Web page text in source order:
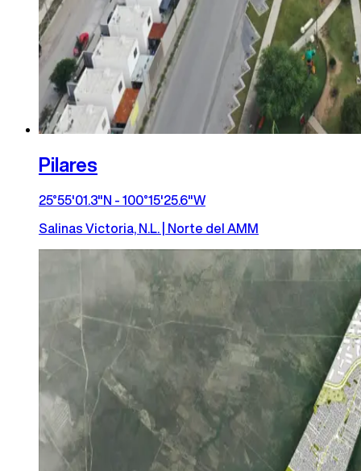
Pilares
25°55'01.3"N - 100°15'25.6"W
Salinas Victoria, N.L. | Norte del AMM